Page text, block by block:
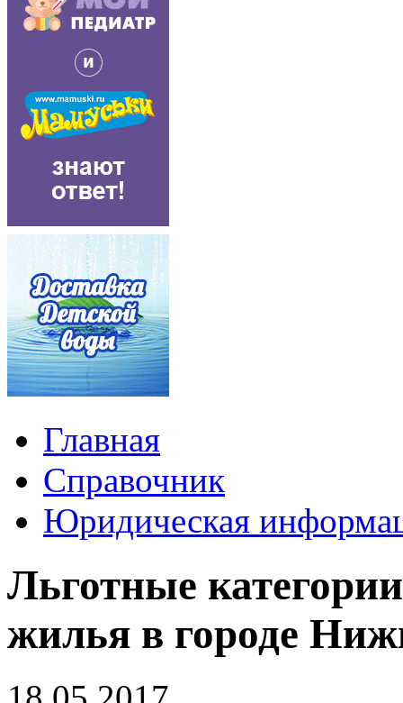
Главная
Справочник
Юридическая
Льготные
жилья в городе